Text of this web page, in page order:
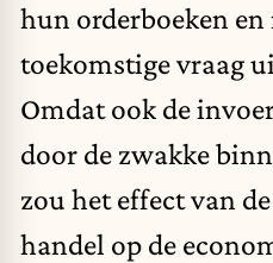
hun orderboeken en
toekomstige vraag
Omdat ook de
door de zwakke
zou het effect van
handel op de